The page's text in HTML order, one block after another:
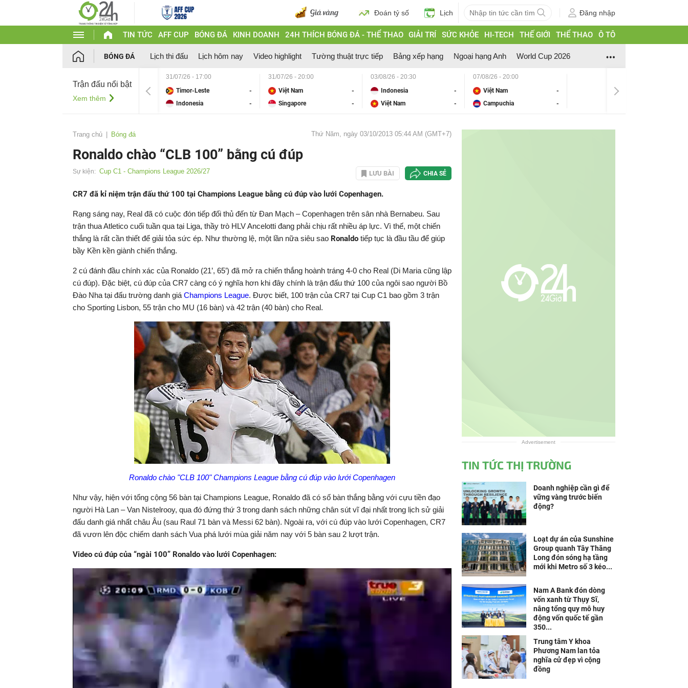
Đoán tỷ số Lịch Đăng nhập
TIN TỨC AFF CUP BÓNG ĐÁ KINH DOANH 24H THÍCH BÓNG ĐÁ - THỂ THAO GIẢI TRÍ SỨC KHỎE HI-TECH THẾ GIỚI THỂ THAO Ô TÔ
BÓNG ĐÁ Lịch thi đấu Lịch hôm nay Video highlight Tường thuật trực tiếp Bảng xếp hạng Ngoại hạng Anh World Cup 2026
Trận đấu nổi bật
Xem thêm
31/07/26 - 17:00
Timor-Leste
-
Indonesia
-
31/07/26 - 20:00
Việt Nam
-
Singapore
-
03/08/26 - 20:30
Indonesia
-
Việt Nam
-
07/08/26 - 20:00
Việt Nam
-
Campuchia
-
Trang chủ Bóng đá Thứ Năm, ngày 03/10/2013 05:44 AM (GMT+7)
Ronaldo chào “CLB 100” bằng cú đúp
Sự kiện: Cup C1 - Champions League 2026/27 LƯU BÀI CHIA SẺ
CR7 đã kỉ niệm trận đấu thứ 100 tại Champions League bằng cú đúp vào lưới Copenhagen.
Rạng sáng nay, Real đã có cuộc đón tiếp đối thủ đến từ Đan Mạch – Copenhagen trên sân nhà Bernabeu. Sau
trận thua Atletico cuối tuần qua tại Liga, thầy trò HLV Ancelotti đang phải chịu rất nhiều áp lực. Vì thế, một chiến
thắng là rất cần thiết để giải tỏa sức ép. Như thường lệ, một lần nữa siêu sao Ronaldo tiếp tục là đầu tầu để giúp
bầy Kền kền giành chiến thắng.
2 cú đánh đầu chính xác của Ronaldo (21’, 65’) đã mở ra chiến thắng hoành tráng 4-0 cho Real (Di Maria cũng lập
cú đúp). Đặc biệt, cú đúp của CR7 càng có ý nghĩa hơn khi đây chính là trận đấu thứ 100 của ngôi sao người Bồ
Đào Nha tại đấu trường danh giá Champions League. Được biết, 100 trận của CR7 tại Cup C1 bao gồm 3 trận
cho Sporting Lisbon, 55 trận cho MU (16 bàn) và 42 trận (40 bàn) cho Real.
Ronaldo chào "CLB 100" Champions League bằng cú đúp vào lưới Copenhagen
Như vậy, hiện với tổng cộng 56 bàn tại Champions League, Ronaldo đã có số bàn thắng bằng với cựu tiền đạo
người Hà Lan – Van Nistelrooy, qua đó đứng thứ 3 trong danh sách những chân sút vĩ đại nhất trong lịch sử giải
đấu danh giá nhất châu Âu (sau Raul 71 bàn và Messi 62 bàn). Ngoài ra, với cú đúp vào lưới Copenhagen, CR7
đã vươn lên độc chiếm danh sách Vua phá lưới mùa giải năm nay với 5 bàn sau 2 lượt trận.
Video cú đúp của “ngài 100” Ronaldo vào lưới Copenhagen:
Advertisement
TIN TỨC THỊ TRƯỜNG
Doanh nghiệp cần gì để
vững vàng trước biến
động?
Loạt dự án của Sunshine
Group quanh Tây Thăng
Long đón sóng hạ tầng
mới khi Metro số 3 kéo...
Nam A Bank đón dòng
vốn xanh từ Thụy Sĩ,
nâng tổng quy mô huy
động vốn quốc tế gần
350...
Trung tâm Y khoa
Phương Nam lan tỏa
nghĩa cử đẹp vì cộng
đồng